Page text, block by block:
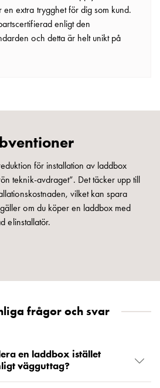
en extra trygghet för dig som kund.
enligt den
och detta är helt unikt på
för installation av laddbox
teknik-avdraget”. Det täcker upp till
vilket kan spara
om du köper en laddbox med
elinstallatör.
frågor och svar
en laddbox istället
vägguttag?